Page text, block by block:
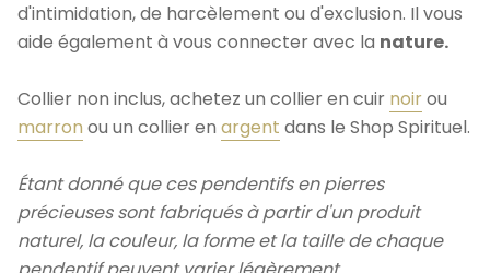
d'intimidation, de harcèlement ou d'exclusion. Il vous
aide également à vous connecter avec la nature.
Collier non inclus, achetez un collier en cuir noirou
marron ou un collier en argent dans le Shop Spirituel.
Étant donné que ces pendentifs en pierres
précieuses sont fabriqués à partir d'un produit
naturel, la couleur, la forme et la taille de chaque